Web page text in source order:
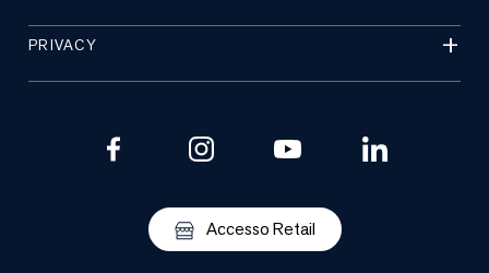
PRIVACY
Accesso Retail